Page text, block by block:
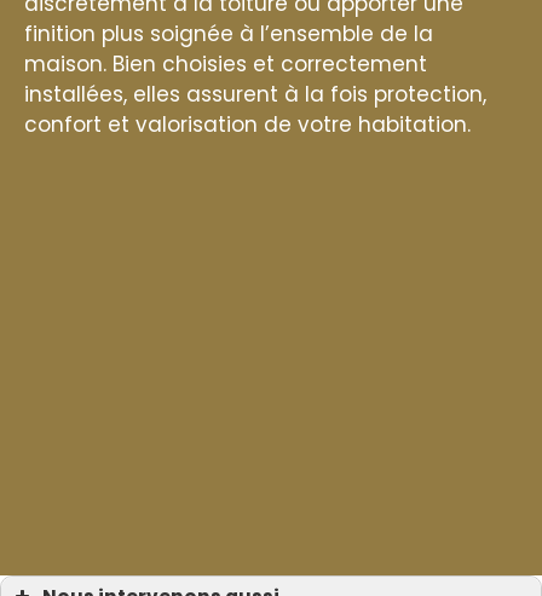
finition plus soignée à l’ensemble de la
maison. Bien choisies et correctement
installées, elles assurent à la fois protection,
confort et valorisation de votre habitation.